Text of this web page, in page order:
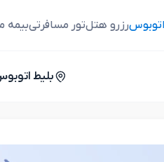
رزرو هتلتور مسافرتیبیمه
بلیط